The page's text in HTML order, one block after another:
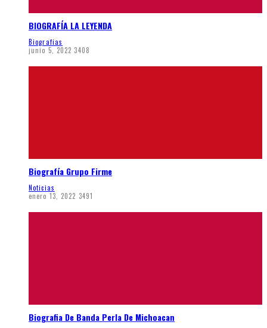
BIOGRAFÍA LA LEYENDA
Biografias
junio 5, 2022 3408
Biografía Grupo Firme
Noticias
enero 13, 2022 3491
Biografia De Banda Perla De Michoacan